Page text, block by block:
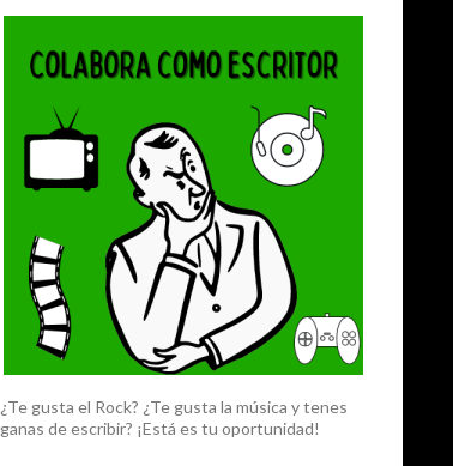
¿Te gusta el Rock? ¿Te gusta la música y tenes
ganas de escribir? ¡Está es tu oportunidad!